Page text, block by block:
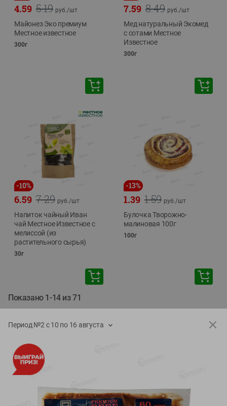
5.19
4.59 руб./шт
Майонез Эко премиум
Местное известное
300г
8.49
7.59 руб./шт
Мед натуральный Экомед
с сотами Местное
Известное
300г
-10%
7.29
6.59 руб./шт
Напиток чайный Иван
чай Местное Известное с
мелиссой (из
растительного сырья)
30г
-13%
1.59
1.39 руб./шт
Булочка Творожно-
малиновая 100г
100г
Показано 1-14 из 71
Показать 15-28 из 71
Каталог товаров
Специально для вас
Период №2 с 10 по 16 августа